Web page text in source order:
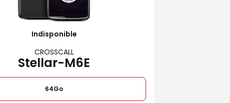
Indisponible
CROSSCALL
Stellar-M6E
64Go